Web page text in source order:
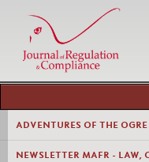
ADVENTURES OF THE
NEWSLETTER MAFR - LAW,